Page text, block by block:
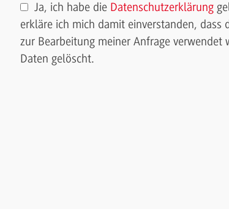
Ja, ich habe die Datenschutzerklärung
erkläre ich mich damit einverstanden, dass
zur Bearbeitung meiner Anfrage
Daten gelöscht.